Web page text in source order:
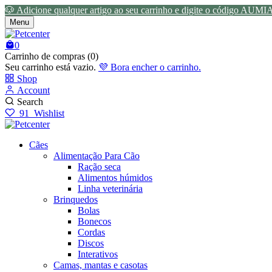
🐶 Adicione qualquer artigo ao seu carrinho e digite o código
Menu
0
Carrinho de compras (0)
Seu carrinho está vazio. 💜 Bora encher o carrinho.
Shop
Account
Search
91 Wishlist
Cães
Alimentação Para Cão
Ração seca
Alimentos húmidos
Linha veterinária
Brinquedos
Bolas
Bonecos
Cordas
Discos
Interativos
Camas, mantas e casotas